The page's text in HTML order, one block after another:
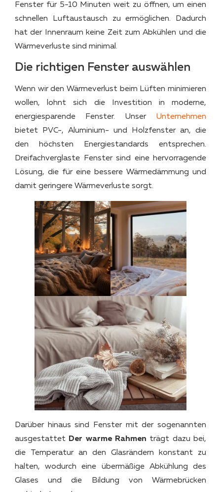
Fenster für 5-10 Minuten weit zu öffnen, um einen
schnellen Luftaustausch zu ermöglichen. Dadurch
hat der Innenraum keine Zeit zum Abkühlen und die
Wärmeverluste sind minimal.
Die richtigen Fenster auswählen
Wenn wir den Wärmeverlust beim Lüften minimieren
wollen, lohnt sich die Investition in moderne,
energiesparende Fenster. Unser Unternehmen
bietet PVC-, Aluminium- und Holzfenster an, die
den höchsten Energiestandards entsprechen.
Dreifachverglaste Fenster sind eine hervorragende
Lösung, die für eine bessere Wärmedämmung und
damit geringere Wärmeverluste sorgt.
Darüber hinaus sind Fenster mit der sogenannten
ausgestattet Der warme Rahmen trägt dazu bei,
die Temperatur an den Glasrändern konstant zu
halten, wodurch eine übermäßige Abkühlung des
Glases und die Bildung von Wärmebrücken